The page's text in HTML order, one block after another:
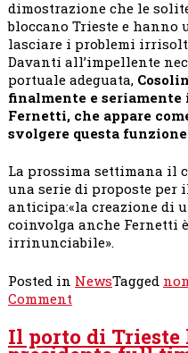
dimostrazione che le
bloccano Trieste e
lasciare i problemi
Davanti all’impellente
portuale adeguata,
finalmente e seriamente
Fernetti, che appare
svolgere questa funzione
La prossima settimana il
una serie di proposte per
anticipa:«la creazione di
coinvolga anche Fernetti
irrinunciabile».
Posted in NewsTagged
Commenton
i
Il porto di Trieste